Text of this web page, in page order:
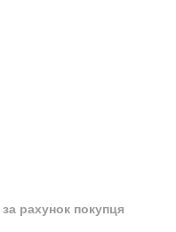
за рахунок покупця